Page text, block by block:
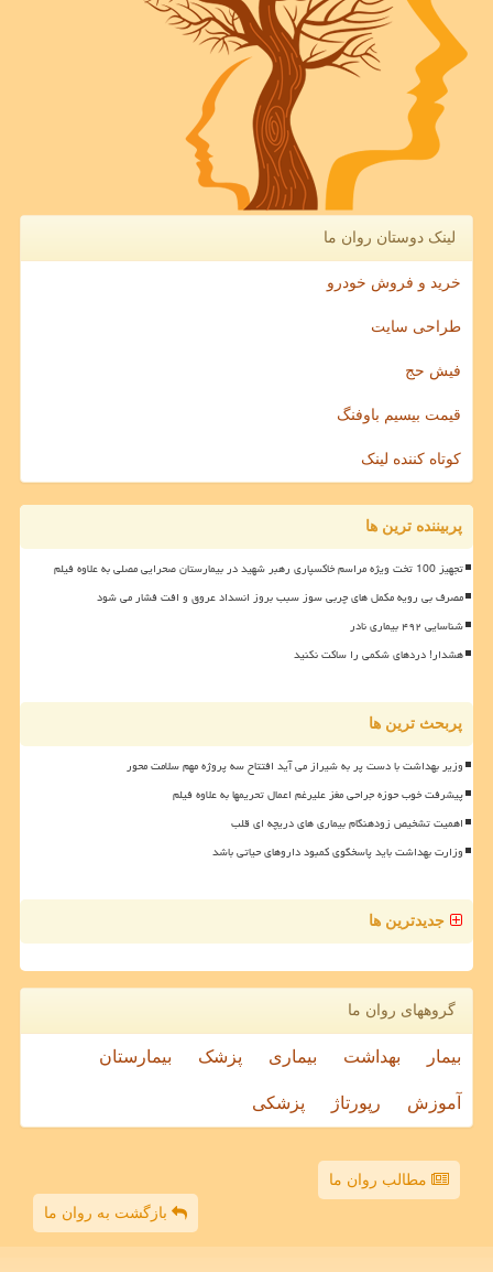
لینک دوستان روان ما
خرید و فروش خودرو
طراحی سایت
فیش حج
قیمت بیسیم باوفنگ
کوتاه کننده لینک
پربیننده ترین ها
تجهیز 100 تخت ویژه مراسم خاکسپاری رهبر شهید در بیمارستان صحرایی مصلی به علاوه فیلم
مصرف بی رویه مکمل های چربی سوز سبب بروز انسداد عروق و افت فشار می شود
شناسایی ۴۹۲ بیماری نادر
هشدار! دردهای شکمی را ساکت نکنید
پربحث ترین ها
وزیر بهداشت با دست پر به شیراز می آید افتتاح سه پروژه مهم سلامت محور
پیشرفت خوب حوزه جراحی مغز علیرغم اعمال تحریمها به علاوه فیلم
اهمیت تشخیص زودهنگام بیماری های دریچه ای قلب
وزارت بهداشت باید پاسخگوی کمبود داروهای حیاتی باشد
جدیدترین ها
گروههای روان ما
بیمار بهداشت بیماری پزشک بیمارستان
آموزش رپورتاژ پزشکی
مطالب روان ما
بازگشت به روان ما